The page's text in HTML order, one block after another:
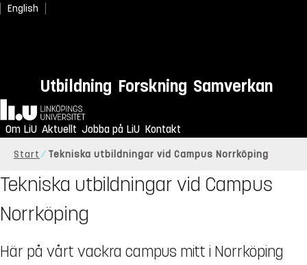
English
Utbildning Forskning Samverkan
Hem
Om LiU Aktuellt Jobba på LiU Kontakt
Start Tekniska utbildningar vid Campus Norrköping
Tekniska utbildningar vid Campus
Norrköping
Här på vårt vackra campus mitt i Norrköping